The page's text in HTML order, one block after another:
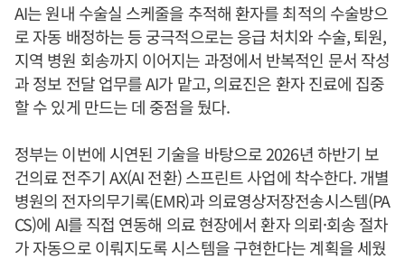
AI는 원내 수술실 스케줄을 추적해 환자를 최적의 수술방으
로 자동 배정하는 등 궁극적으로는 응급 처치와 수술, 퇴원,
지역 병원 회송까지 이어지는 과정에서 반복적인 문서 작성
과 정보 전달 업무를 AI가 맡고, 의료진은 환자 진료에 집중
할 수 있게 만드는 데 중점을 뒀다.
정부는 이번에 시연된 기술을 바탕으로 2026년 하반기 보
건의료 전주기 AX(AI 전환) 스프린트 사업에 착수한다. 개별
병원의 전자의무기록(EMR)과 의료영상저장전송시스템(PA
CS)에 AI를 직접 연동해 의료 현장에서 환자 의뢰·회송 절차
가 자동으로 이뤄지도록 시스템을 구현한다는 계획을 세웠